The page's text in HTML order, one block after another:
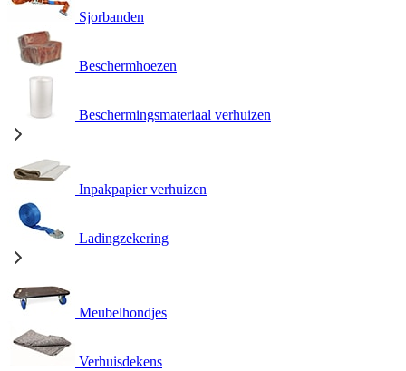
Sjorbanden
Beschermhoezen
Beschermingsmateriaal verhuizen
Inpakpapier verhuizen
Ladingzekering
Meubelhondjes
Verhuisdekens